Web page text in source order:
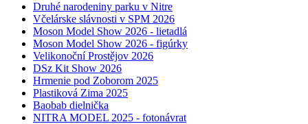
Druhé narodeniny parku v Nitre
Včelárske slávnosti v SPM 2026
Moson Model Show 2026 - lietadlá
Moson Model Show 2026 - figúrky
Velikonoční Prostějov 2026
DSz Kit Show 2026
Hrmenie pod Zoborom 2025
Plastiková Zima 2025
Baobab dielnička
NITRA MODEL 2025 - fotonávrat